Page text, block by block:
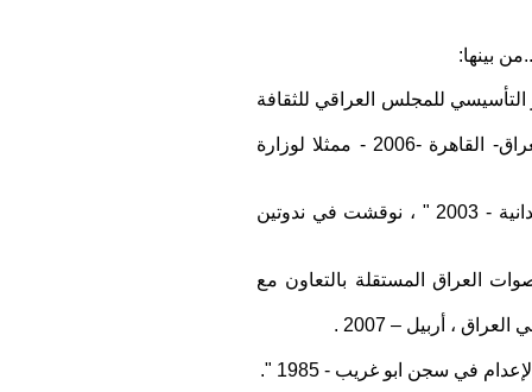
التأسيسي للمجلس العراقي للثقافة
2. الصحة النفسية في العراق :الواقع والمتطلبات " قدّم الى مؤتمر الصحة النفسية الدولي الخاص بالعراق- القاهرة -2006 - ممثلا لوزارة
4. جرائم النهب والسلب والحرق في مدينة بغداد بعد سقوط النظام : الأسباب والمعالجات ." دراسة ميدانية - 2003 " ، نوقشت في ندوتين
العراق المستقلة بالتعاون مع